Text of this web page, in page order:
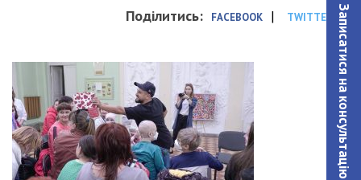
Записатися на консультацiю
Поділитись: FACEBOOK | TWITTER